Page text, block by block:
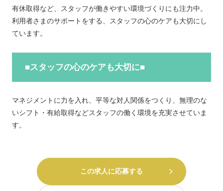
有休取得など、スタッフが働きやすい環境づくりにも注力中。
利用者さまのサポートをする、スタッフの心のケアも大切にし
ています。
■スタッフの心のケアも大切に■
マネジメントに力を入れ、平等な対人関係をつくり、無理のな
いシフト・有給取得などスタッフの働く環境を充実させていま
す。
この求人に応募する